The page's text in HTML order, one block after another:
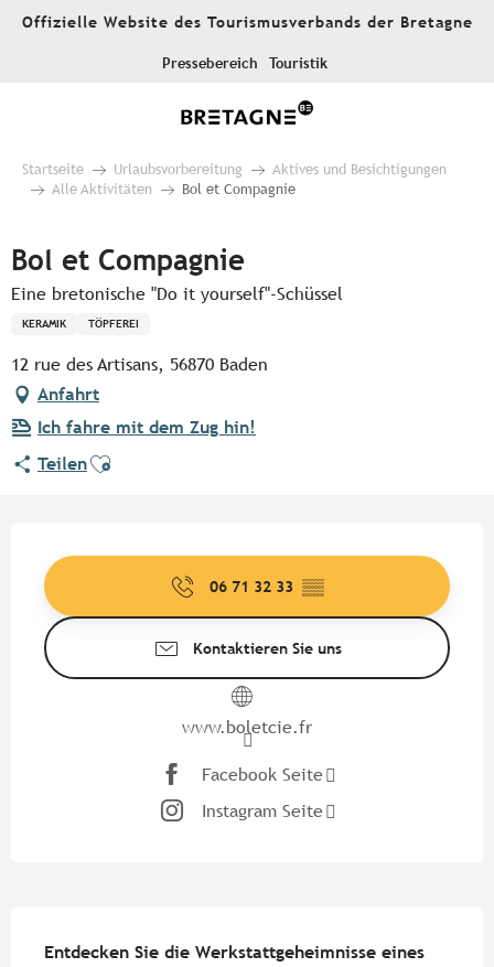
AllerOffizielle Website des Tourismusverbands der Bretagne
Pressebereich Touristik
Startseite Urlaubsvorbereitung
Aktives und Besichtigungen
Alle Aktivitäten
Bol et Compagnie
Bol et Compagnie
Eine bretonische "Do it yourself"-Schüssel
KERAMIK TÖPFEREI
12 rue des Artisans, 56870 Baden
Anfahrt
Ich fahre mit dem Zug hin!
TeilenAjouter aux favoris
06 71 32 33 ▒▒
Kontaktieren Sie uns
www.boletcie.fr
Facebook Seite
Instagram Seite
Entdecken Sie die Werkstattgeheimnisse eines